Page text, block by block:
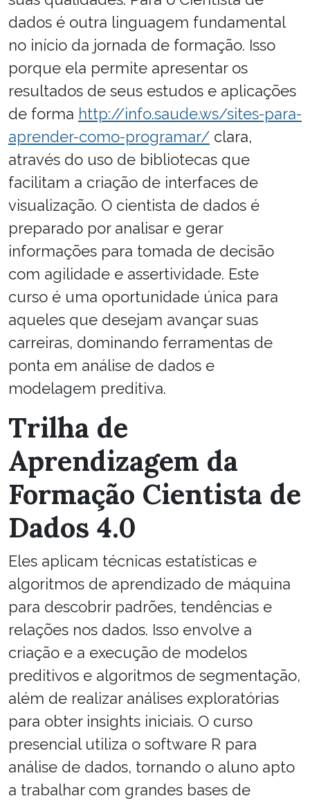
dados é outra linguagem fundamental
no início da jornada de formação. Isso
porque ela permite apresentar os
resultados de seus estudos e aplicações
de forma http://info.saude.ws/sites-para-
aprender-como-programar/ clara,
através do uso de bibliotecas que
facilitam a criação de interfaces de
visualização. O cientista de dados é
preparado por analisar e gerar
informações para tomada de decisão
com agilidade e assertividade. Este
curso é uma oportunidade única para
aqueles que desejam avançar suas
carreiras, dominando ferramentas de
ponta em análise de dados e
modelagem preditiva.
Trilha de
Aprendizagem da
Formação Cientista de
Dados 4.0
Eles aplicam técnicas estatísticas e
algoritmos de aprendizado de máquina
para descobrir padrões, tendências e
relações nos dados. Isso envolve a
criação e a execução de modelos
preditivos e algoritmos de segmentação,
além de realizar análises exploratórias
para obter insights iniciais. O curso
presencial utiliza o software R para
análise de dados, tornando o aluno apto
a trabalhar com grandes bases de